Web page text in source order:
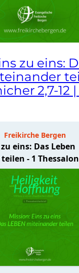
zu eins:
2,7-12